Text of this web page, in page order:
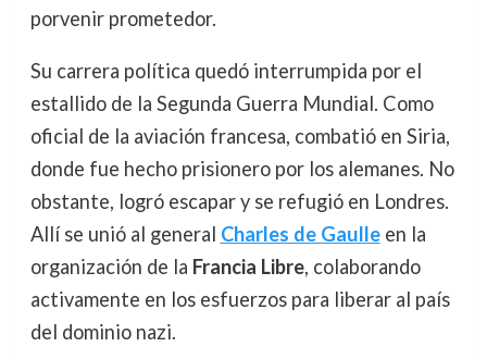
porvenir prometedor.
Su carrera política quedó interrumpida por el
estallido de la Segunda Guerra Mundial. Como
oficial de la aviación francesa, combatió en Siria,
donde fue hecho prisionero por los alemanes. No
obstante, logró escapar y se refugió en Londres.
Allí se unió al general Charles de Gaulleen la
organización de la Francia Libre, colaborando
activamente en los esfuerzos para liberar al país
del dominio nazi.